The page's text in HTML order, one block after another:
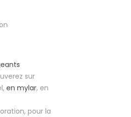
sur
en mylar, en
pour la